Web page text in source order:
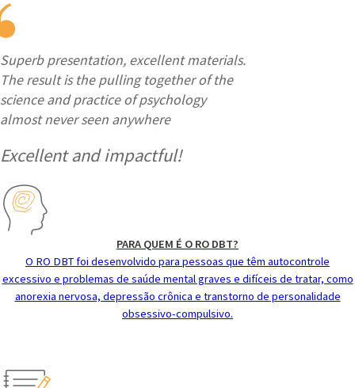
Superb presentation, excellent materials.
The result is the pulling together of the
science and practice of psychology
almost never seen anywhere
Excellent and impactful!
PARA QUEM É O RO DBT?
O RO DBT foi desenvolvido para pessoas que têm autocontrole
excessivo e problemas de saúde mental graves e difíceis de tratar, como
anorexia nervosa, depressão crônica e transtorno de personalidade
obsessivo-compulsivo.